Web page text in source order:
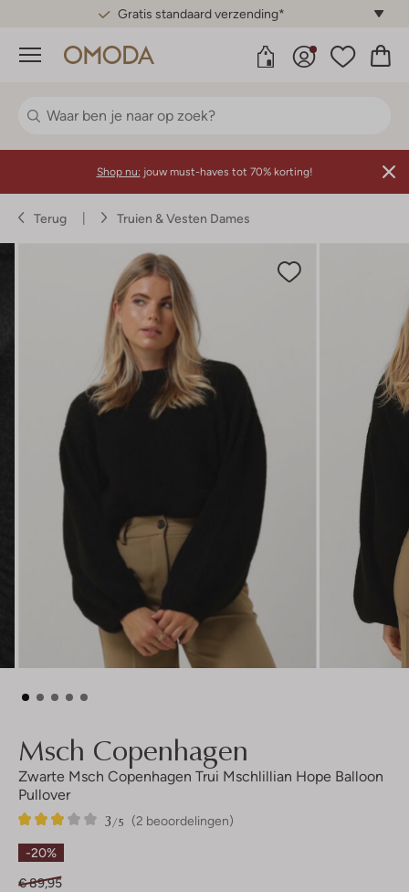
Gratis standaard verzending*
Menu
Shop nu: jouw must-haves tot 70% korting!
Terug Truien & Vesten Dames
Msch Copenhagen
Zwarte Msch Copenhagen Trui Mschlillian Hope Balloon
Pullover
(2 beoordelingen)
3/5
2
3
Sterren
-20%
€ 89,95